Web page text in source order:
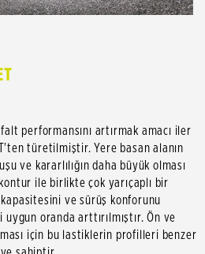
performansını artırmak amacı iler
türetilmiştir. Yere basan alanın
ve kararlılığın daha büyük olması
ile birlikte çok yarıçaplı bir
ve sürüş konforunu
oranda arttırılmıştır. Ön ve
için bu lastiklerin profilleri benzer